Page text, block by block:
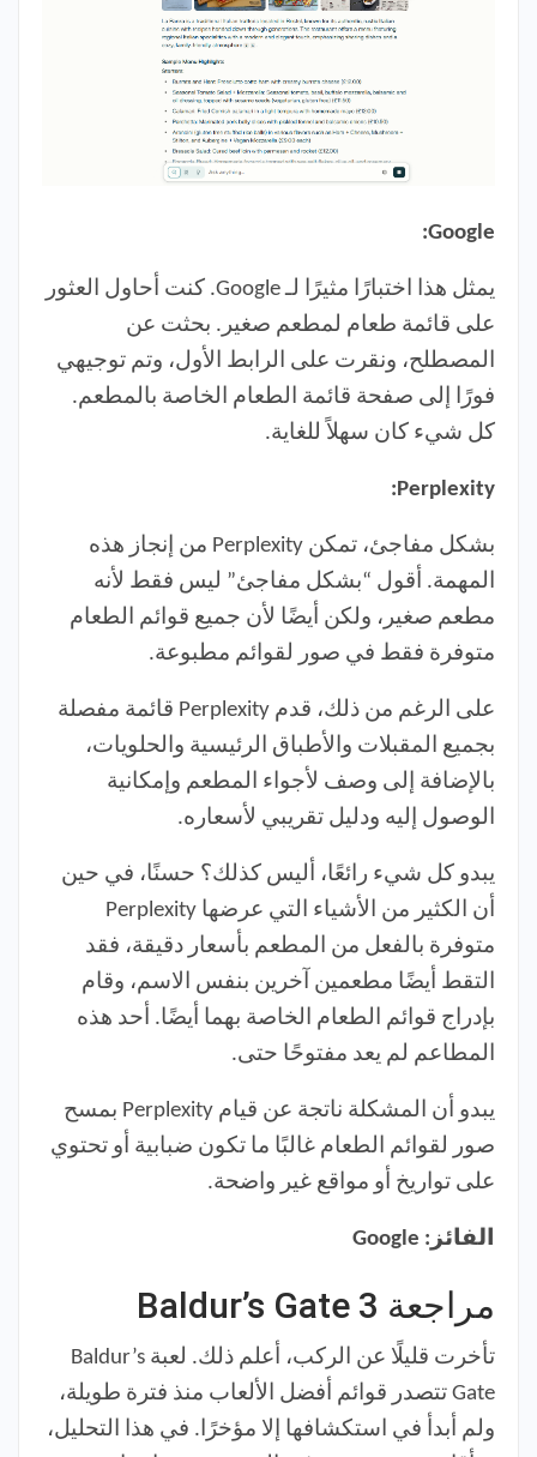
Google:
يمثل هذا اختبارًا مثيرًا لـ Google. كنت أحاول العثور
على قائمة طعام لمطعم صغير. بحثت عن
المصطلح، ونقرت على الرابط الأول، وتم توجيهي
فورًا إلى صفحة قائمة الطعام الخاصة بالمطعم.
كل شيء كان سهلاً للغاية.
Perplexity:
بشكل مفاجئ، تمكن Perplexity من إنجاز هذه
المهمة. أقول “بشكل مفاجئ” ليس فقط لأنه
مطعم صغير، ولكن أيضًا لأن جميع قوائم الطعام
متوفرة فقط في صور لقوائم مطبوعة.
على الرغم من ذلك، قدم Perplexity قائمة مفصلة
بجميع المقبلات والأطباق الرئيسية والحلويات،
بالإضافة إلى وصف لأجواء المطعم وإمكانية
الوصول إليه ودليل تقريبي لأسعاره.
يبدو كل شيء رائعًا، أليس كذلك؟ حسنًا، في حين
أن الكثير من الأشياء التي عرضها Perplexity
متوفرة بالفعل من المطعم بأسعار دقيقة، فقد
التقط أيضًا مطعمين آخرين بنفس الاسم، وقام
بإدراج قوائم الطعام الخاصة بهما أيضًا. أحد هذه
المطاعم لم يعد مفتوحًا حتى.
يبدو أن المشكلة ناتجة عن قيام Perplexity بمسح
صور لقوائم الطعام غالبًا ما تكون ضبابية أو تحتوي
على تواريخ أو مواقع غير واضحة.
الفائز: Google
مراجعة Baldur’s Gate 3
تأخرت قليلًا عن الركب، أعلم ذلك. لعبة Baldur’s
Gate تتصدر قوائم أفضل الألعاب منذ فترة طويلة،
ولم أبدأ في استكشافها إلا مؤخرًا. في هذا التحليل،